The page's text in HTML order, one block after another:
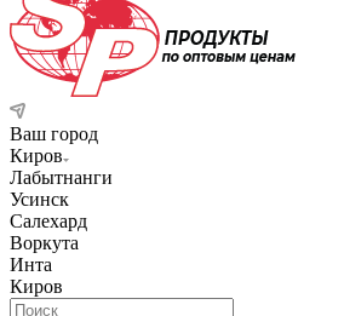
Ваш город
Киров
Лабытнанги
Усинск
Салехард
Воркута
Инта
Киров